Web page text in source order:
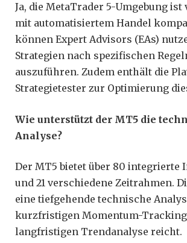
Ja, die MetaTrader 5-Umgebung
mit automatisiertem Handel
können Expert Advisors (EAs)
Strategien nach spezifischen
auszuführen. Zudem enthält die
Strategietester zur Optimierung
Wie unterstützt der MT5 die
Analyse?
Der MT5 bietet über 80 integrierte
und 21 verschiedene Zeitrahmen.
eine tiefgehende technische
kurzfristigen Momentum-
langfristigen Trendanalyse reicht.